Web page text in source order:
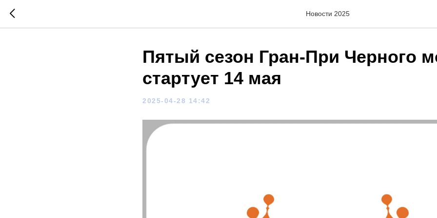
Новости 2025
Пятый сезон Гран-При Черного
стартует 14 мая
2025-04-28 14:42